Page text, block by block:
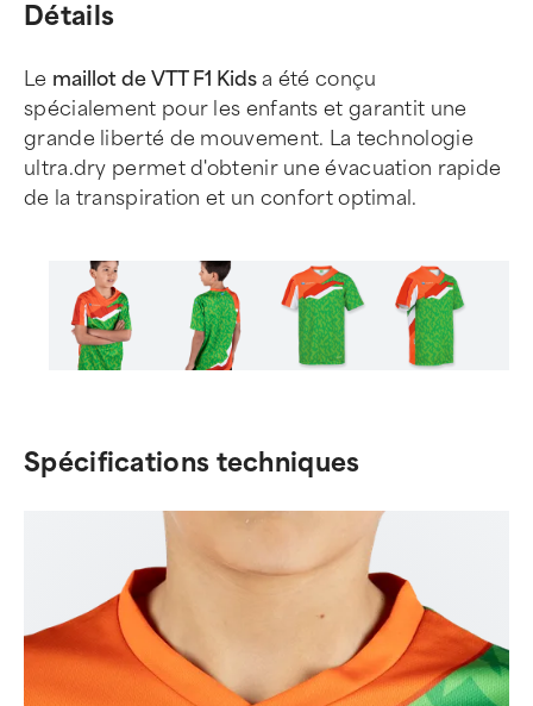
Détails
Le maillot de VTT F1 Kidsa été conçu
spécialement pour les enfants et garantit une
grande liberté de mouvement. La technologie
ultra.dry permet d'obtenir une évacuation rapide
de la transpiration et un confort optimal.
6
Spécifications techniques